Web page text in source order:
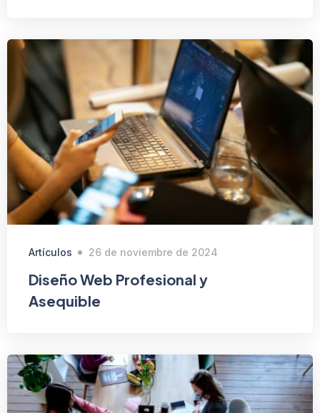
Artículos 26 de noviembre de 2024
Diseño Web Profesional y
Asequible